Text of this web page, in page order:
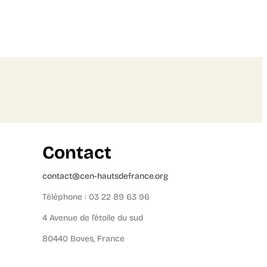
Contact
contact@cen-hautsdefrance.org
Téléphone : 03 22 89 63 96
4 Avenue de l’étoile du sud
80440 Boves, France